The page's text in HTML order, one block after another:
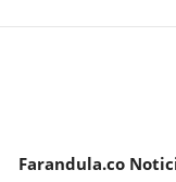
Farandula.co